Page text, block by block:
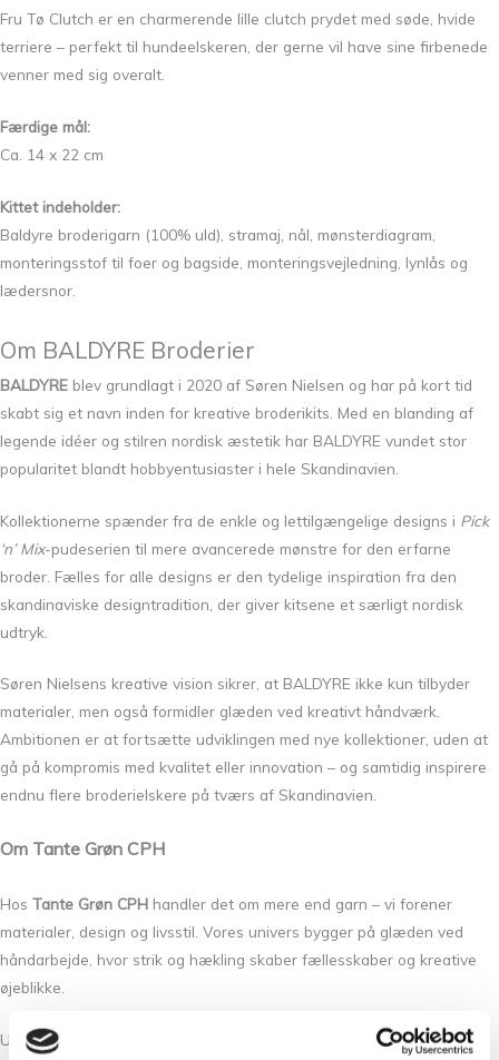
Fru Tø Clutch er en charmerende lille clutch prydet med søde, hvide
terriere – perfekt til hundeelskeren, der gerne vil have sine firbenede
venner med sig overalt.
Færdige mål:
Ca. 14 x 22 cm
Kittet indeholder:
Baldyre broderigarn (100% uld), stramaj, nål, mønsterdiagram,
monteringsstof til foer og bagside, monteringsvejledning, lynlås og
lædersnor.
Om BALDYRE Broderier
BALDYRE blev grundlagt i 2020 af Søren Nielsen og har på kort tid
skabt sig et navn inden for kreative broderikits. Med en blanding af
legende idéer og stilren nordisk æstetik har BALDYRE vundet stor
popularitet blandt hobbyentusiaster i hele Skandinavien.
Kollektionerne spænder fra de enkle og lettilgængelige designs i Pick
‘n’ Mix-pudeserien til mere avancerede mønstre for den erfarne
broder. Fælles for alle designs er den tydelige inspiration fra den
skandinaviske designtradition, der giver kitsene et særligt nordisk
udtryk.
Søren Nielsens kreative vision sikrer, at BALDYRE ikke kun tilbyder
materialer, men også formidler glæden ved kreativt håndværk.
Ambitionen er at fortsætte udviklingen med nye kollektioner, uden at
gå på kompromis med kvalitet eller innovation – og samtidig inspirere
endnu flere broderielskere på tværs af Skandinavien.
Om Tante Grøn CPH
Hos Tante Grøn CPH handler det om mere end garn – vi forener
materialer, design og livsstil. Vores univers bygger på glæden ved
håndarbejde, hvor strik og hækling skaber fællesskaber og kreative
øjeblikke.
Ud over garn finder du hos os et nøje udvalgt sortiment af produkter,